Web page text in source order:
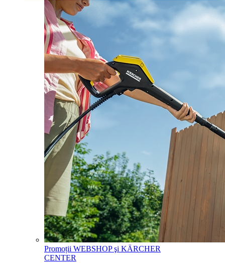
Promoții WEBSHOP şi KÄRCHER
CENTER